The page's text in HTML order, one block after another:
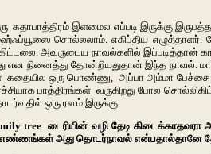
இளமைல எப்படி இருக்கு
சொல்லலாம். எகிப்திய எழுத்தாளர்.
அவருடைய நாவல்களில் இப்படித்தான் கால
என நினைத்து தோன்றியதுதான் இந்த
கதையில ஒரு பொண்ணு, அப்பா அம்மா
பாத்திரங்கள் வருகிறது போல
ஒரு ரஸம் இருக்கு
tree டைரியின் வழி தேடி கிடைக்காதவரா
எண்ணங்கள் அது தொடர்நாவல் என்பதால்தானே